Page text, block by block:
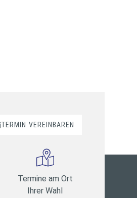
TERMIN VEREINBAREN
Termine am Ort
Ihrer Wahl